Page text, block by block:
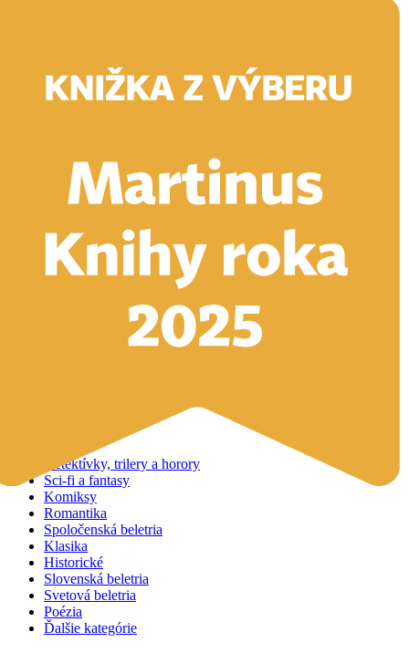
Vyhľadávanie
Vyhľadávanie
Detektívky, trilery a horory
Sci-fi a fantasy
Komiksy
Romantika
Spoločenská beletria
Klasika
Historické
Slovenská beletria
Svetová beletria
Poézia
Ďalšie kategórie